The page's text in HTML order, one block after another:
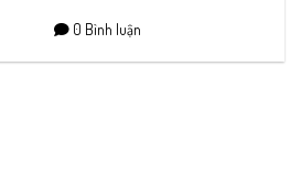
0 Bình luận